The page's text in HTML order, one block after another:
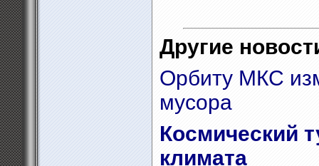
Другие
Орбиту МКС
мусора
Космический
климата